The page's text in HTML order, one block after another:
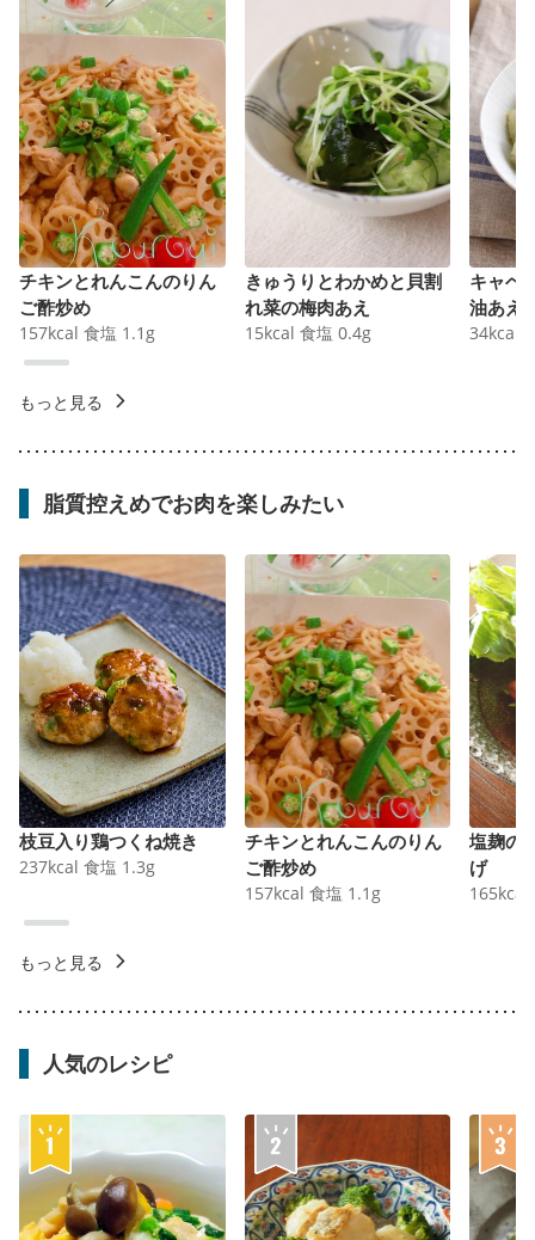
チキンとれんこんのりん
ご酢炒め
157kcal 食塩 1.1 g
きゅうりとわかめと貝割
れ菜の梅肉あえ
15kcal 食塩 0.4g
キャベ
油あえ
34kcal
もっと見る
脂質控えめでお肉を楽しみたい
枝豆入り鶏つくね焼き
237kcal 食塩 1.3g
チキンとれんこんのりん
ご酢炒め
157kcal 食塩 1.1 g
塩麹の
げ
165kcal
もっと見る
人気のレシピ